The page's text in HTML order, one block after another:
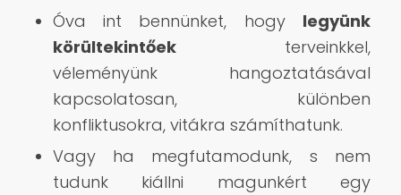
Óva int bennünket, hogy legyünk
körültekintőekterveinkkel,
véleményünk hangoztatásával
kapcsolatosan, különben
konfliktusokra, vitákra számíthatunk.
Vagy ha megfutamodunk, s nem
tudunk kiállni magunkért egy